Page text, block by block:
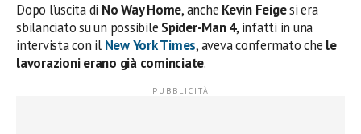
Dopo l’uscita di No Way Home, anche Kevin Feigesi era
sbilanciato su un possibile Spider-Man 4, infatti in una
intervista con il New York Times, aveva confermato che le
lavorazioni erano già cominciate.